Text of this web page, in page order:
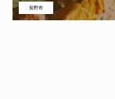
長野市